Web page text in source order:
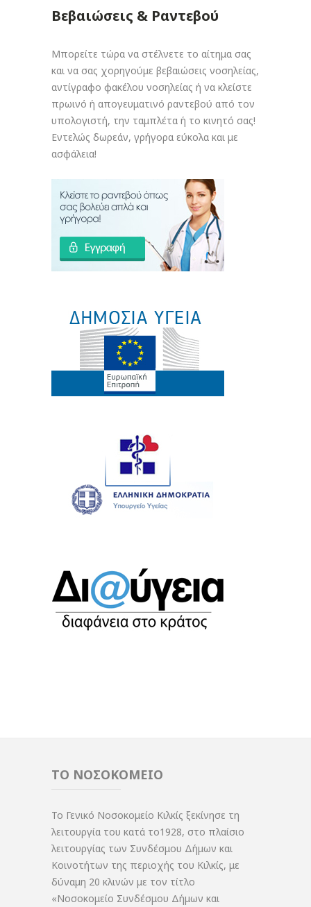
Βεβαιώσεις & Ραντεβού
Μπορείτε τώρα να στέλνετε το αίτημα σας
και να σας χορηγούμε βεβαιώσεις νοσηλείας,
αντίγραφο φακέλου νοσηλείας ή να κλείστε
πρωινό ή απογευματινό ραντεβού από τον
υπολογιστή, την ταμπλέτα ή το κινητό σας!
Εντελώς δωρεάν, γρήγορα εύκολα και με
ασφάλεια!
ΤΟ ΝΟΣΟΚΟΜΕΙΟ
Το Γενικό Νοσοκομείο Κιλκίς ξεκίνησε τη
λειτουργία του κατά το1928, στο πλαίσιο
λειτουργίας των Συνδέσμου Δήμων και
Κοινοτήτων της περιοχής του Κιλκίς, με
δύναμη 20 κλινών με τον τίτλο
«Νοσοκομείο Συνδέσμου Δήμων και